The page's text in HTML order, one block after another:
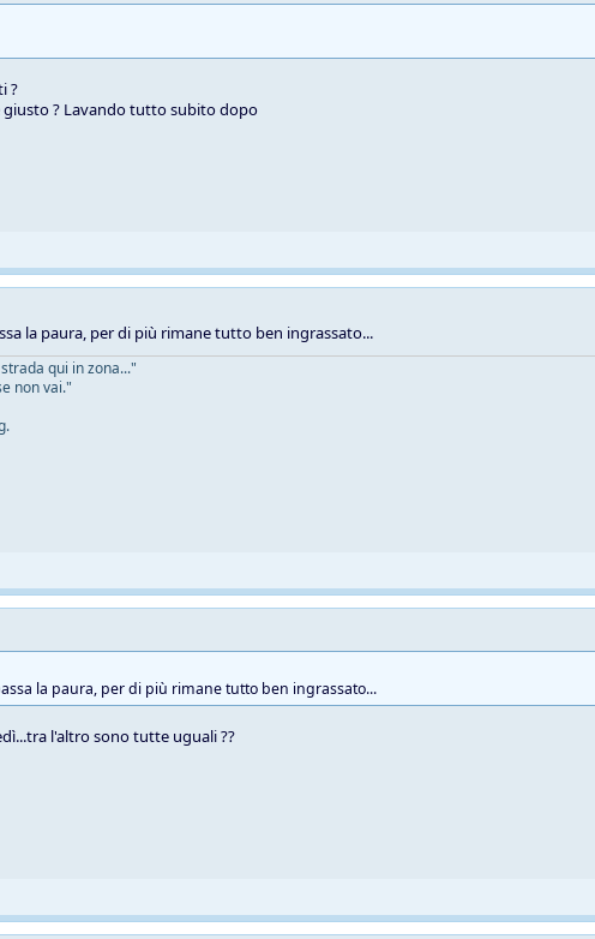
?
? Lavando tutto subito dopo
la paura, per di più rimane tutto ben ingrassato...
qui in zona..."
non vai."
la paura, per di più rimane tutto ben ingrassato...
l'altro sono tutte uguali ??